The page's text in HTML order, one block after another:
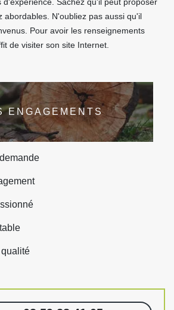
d'expérience. Sachez qu'il peut proposer
abordables. N'oubliez pas aussi qu'il
Pour avoir les renseignements
de visiter son site Internet.
ENGAGEMENTS